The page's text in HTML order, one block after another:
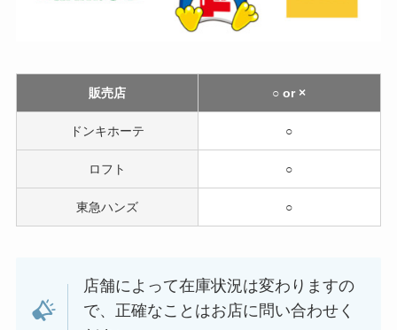
販売店 ○ or ×
ドンキホーテ ○
ロフト ○
東急ハンズ ○
店舗によって在庫状況は変わりますの
で、正確なことはお店に問い合わせく